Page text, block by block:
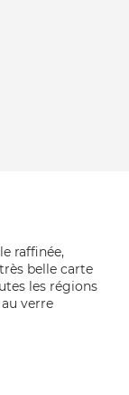
raffinée,
belle carte
les régions
verre